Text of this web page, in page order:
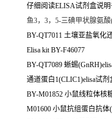
仔细阅读ELISA试剂盒说
鱼3，3，5-三碘甲状腺氨酸
BY-QT7011 土壤亚盐氧化
Elisa kit BY-F46077
BY-QT7089 蜥蜴
通道蛋白1(CLIC1)elisa试剂
BY-M01852 小鼠线粒体核
M01600 小鼠抗组蛋白抗